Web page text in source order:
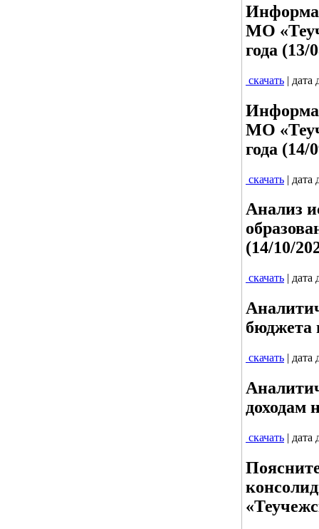
МО
года (13/
скачать | дата
МО
года (14/
скачать | дата
Анализ
(14/10/
скачать | дата
бюджета
скачать | дата
доходам
скачать | дата